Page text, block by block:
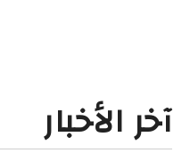
آخر الأخبار